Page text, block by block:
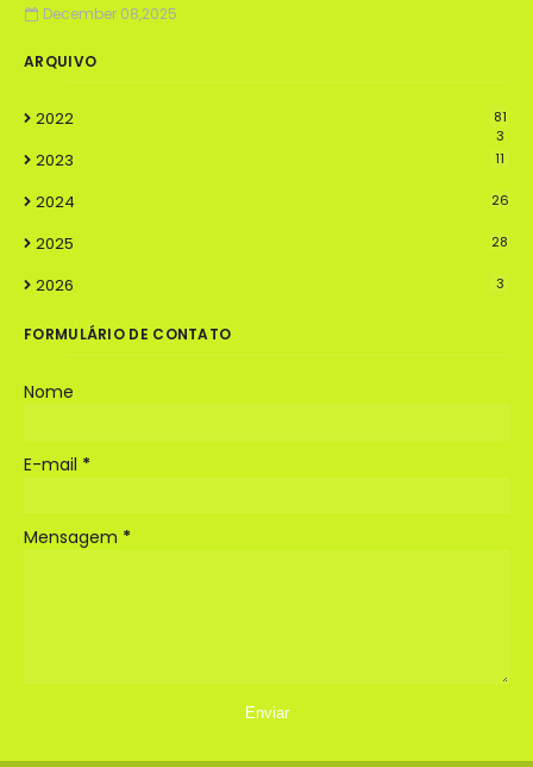
December 08,2025
ARQUIVO
2022
81
3
2023 11
2024 26
2025 28
2026 3
FORMULÁRIO DE CONTATO
Nome
E-mail *
Mensagem *